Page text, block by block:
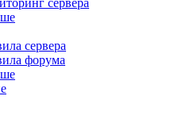
сервера
сервера
форума